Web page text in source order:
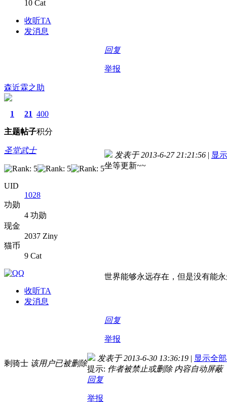
10 Cat
收听TA
发消息
回复
举报
森近霖之助
1
主题
21
帖子
400
积分
圣堂武士
UID
1028
功勋
4 功勋
现金
2037 Ziny
猫币
9 Cat
收听TA
发消息
发表于 2013-6-27 21:21:56 | 显
坐等更新~~
世界能够永远存在，但是没有能
回复
举报
剩骑士 该用户已被删除
发表于 2013-6-30 13:36:19 | 显示全
提示: 作者被禁止或删除 内容自动屏蔽
回复
举报